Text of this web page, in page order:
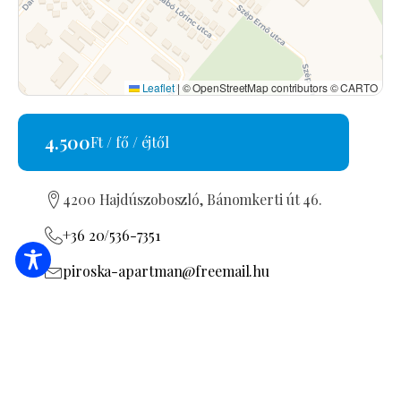
Leaflet | © OpenStreetMap contributors © CARTO
4.500Ft / fő / éjtől
4200 Hajdúszoboszló, Bánomkerti út 46.
+36 20/536-7351
piroska-apartman@freemail.hu